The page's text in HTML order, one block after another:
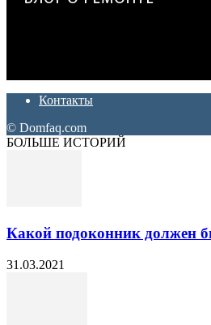
Контакты
© Domfaq.com
БОЛЬШЕ ИСТОРИЙ
Какой подоконник должен
31.03.2021